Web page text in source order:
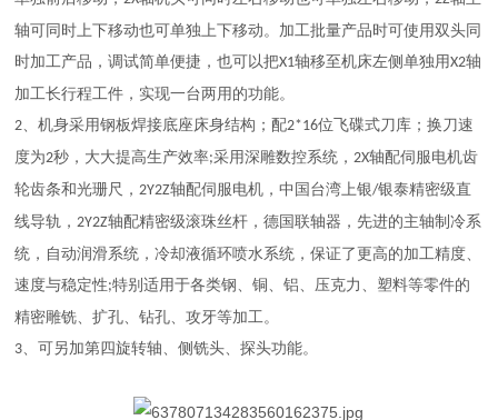
轴可同时上下移动也可单独上下移动。加工批量产品时可使用双头同
时加工产品，调试简单便捷，也可以把X1轴移至机床左侧单独用X2轴
加工长行程工件，实现一台两用的功能。
2、机身采用钢板焊接底座床身结构 ； 配2*16位飞碟式刀库 ；换刀速
度为2秒，大大提高生产效率;采用深雕数控系统 ，2X轴配伺服电机齿
轮齿条和光珊尺，2Y2Z轴配伺服电机 ，中国台湾上银/银泰精密级直
线导轨，2Y2Z轴配精密级滚珠丝杆，德 国联轴器，先进的主轴制冷系
统，自动润滑系统，冷却液循环喷水系统，保证了更高的加工精度、
速度与稳定性;特别适用于各类钢、铜、铝、压克力、塑料等零件的
精密雕铣、扩孔、钻孔、攻牙等加工。
3、可另加第四旋转轴、侧铣头、探头功能。